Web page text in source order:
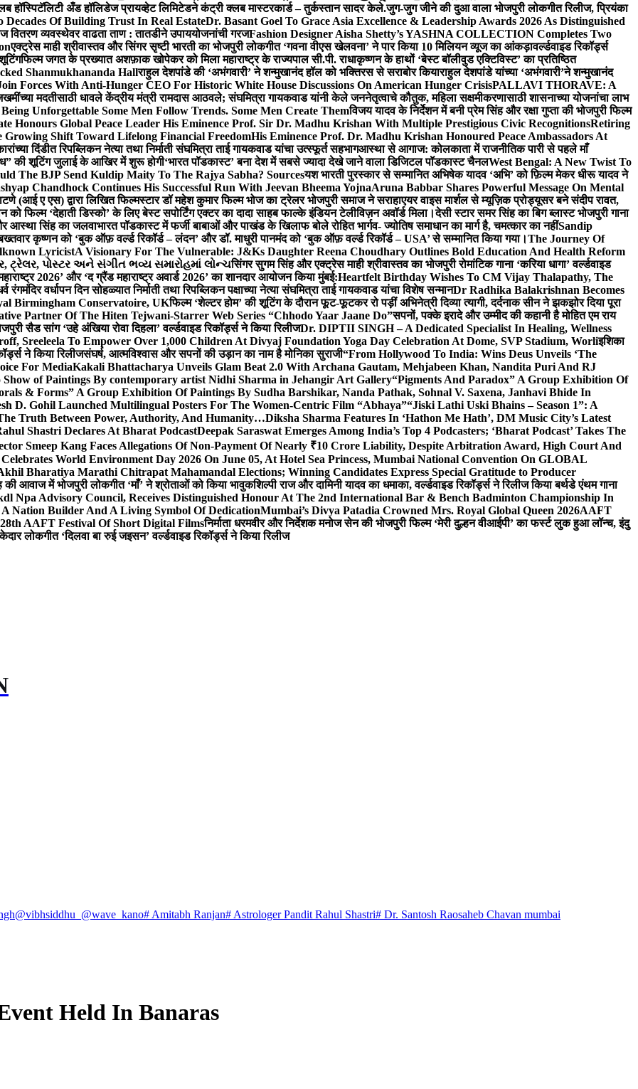
हॉस्पिटॅलिटी अँड हॉलिडेज प्रायव्हेट लिमिटेडने कंट्री क्लब मास्टरकार्ड – तुर्कस्तान सादर केले.जुग-जुग जीने की दुआ वाला भोजपुरी लोकगीत रिलीज, प्रियंका
Of Building Trust In Real EstateDr. Basant Goel To Grace Asia Excellence & Leadership Awards 2026 As Distinguished
वितरण व्यवस्थेवर वाढता ताण : तातडीने उपाययोजनांची गरजFashion Designer Aisha Shetty’s YASHNA COLLECTION Completes Two
एक्ट्रेस माही श्रीवास्तव और सिंगर सृष्टी भारती का भोजपुरी लोकगीत ‘गवना वीएस खेलवना’ ने पार किया 10 मिलियन व्यूज का आंकड़ावर्ल्डवाइड रिकॉर्ड्स
फिल्म जगत के प्रख्यात अशफ़ाक खोपेकर को मिला महाराष्ट्र के राज्यपाल सी.पी. राधाकृष्णन के हाथों ‘बेस्ट बॉलीवुड एक्टिविस्ट’ का प्रतिष्ठित
Shanmukhananda Hallराहुल देशपांडे की ‘अभंगवारी’ ने शन्मुखानंद हॉल को भक्तिरस से सराबोर कियाराहुल देशपांडे यांच्या ‘अभंगवारी’ने शन्मुखानंद
Forces With Anti-Hunger CEO For Historic White House Discussions On American Hunger CrisisPALLAVI THORAVE: A
मदतीसाठी धावले केंद्रीय मंत्री रामदास आठवले; संघमित्रा गायकवाड यांनी केले जननेतृत्वाचे कौतुक, महिला सक्षमीकरणासाठी शासनाच्या योजनांचा लाभ
Unforgettable Some Men Follow Trends. Some Men Create Themविजय यादव के निर्देशन में बनी प्रेम सिंह और रक्षा गुप्ता की भोजपुरी फिल्म
Honours Global Peace Leader His Eminence Prof. Sir Dr. Madhu Krishan With Multiple Prestigious Civic RecognitionsRetiring
Shift Toward Lifelong Financial FreedomHis Eminence Prof. Dr. Madhu Krishan Honoured Peace Ambassadors At
दिंडीत रिपब्लिकन नेत्या तथा निर्माती संघमित्रा ताई गायकवाड यांचा उत्स्फूर्त सहभागआस्था से आगाज: कोलकाता में राजनीतिक पारी से पहले माँ
की शूटिंग जुलाई के आखिर में शुरू होगी‘भारत पॉडकास्ट’ बना देश में सबसे ज्यादा देखे जाने वाला डिजिटल पॉडकास्ट चैनलWest Bengal: A New Twist To
The BJP Send Kuldip Maity To The Rajya Sabha? Sourcesयश भारती पुरस्कार से सम्मानित अभिषेक यादव ‘अभि’ को फ़िल्म मेकर धीरू यादव ने
Chandhock Continues His Successful Run With Jeevan Bheema YojnaAruna Babbar Shares Powerful Message On Mental
(आई ए एस) द्वारा लिखित फिल्मस्टार डॉ महेश कुमार फिल्म भोज का ट्रेलर भोजपुरी समाज ने सराहाएयर वाइस मार्शल से म्यूज़िक प्रोड्यूसर बने संदीप रावत,
को फिल्म ‘देहाती डिस्को’ के लिए बेस्ट सपोर्टिंग एक्टर का दादा साहब फाल्के इंडियन टेलीविज़न अवॉर्ड मिला।देसी स्टार समर सिंह का बिग ब्लास्ट भोजपुरी गाना
आस्था सिंह का जलवाभारत पॉडकास्ट में फर्जी बाबाओं और पाखंड के खिलाफ बोले रोहित भार्गव- ज्योतिष समाधान का मार्ग है, चमत्कार का नहींSandip
कृष्णन को ‘बुक ऑफ़ वर्ल्ड रिकॉर्ड – लंदन’ और डॉ. माधुरी पानमंद को ‘बुक ऑफ़ वर्ल्ड रिकॉर्ड – USA’ से सम्मानित किया गया।The Journey Of
LyricistA Visionary For The Vulnerable: J&Ks Daughter Reena Choudhary Outlines Bold Education And Health Reform
ટ્રેલર, પોસ્ટર અને સંગીત ભવ્ય સમારોહમાં લોન્ચसिंगर सुगम सिंह और एक्ट्रेस माही श्रीवास्तव का भोजपुरी रोमांटिक गाना ‘करिया धागा’ वर्ल्डवाइड
2026’ और ‘द ग्रैंड महाराष्ट्र अवार्ड 2026’ का शानदार आयोजन किया मुंबई:Heartfelt Birthday Wishes To CM Vijay Thalapathy, The
रंगमंदिर वर्धापन दिन सोहळ्यात निर्माती तथा रिपब्लिकन पक्षाच्या नेत्या संघमित्रा ताई गायकवाड यांचा विशेष सन्मानDr Radhika Balakrishnan Becomes
Birmingham Conservatoire, UKफिल्म ‘शेल्टर होम’ की शूटिंग के दौरान फूट-फूटकर रो पड़ीं अभिनेत्री दिव्या त्यागी, दर्दनाक सीन ने झकझोर दिया पूरा
Partner Of The Hiten Tejwani-Starrer Web Series “Chhodo Yaar Jaane Do”सपनों, पक्के इरादे और उम्मीद की कहानी है मोहित एम राय
सैड सांग ‘उहे अंखिया रोवा दिहला’ वर्ल्डवाइड रिकॉर्ड्स ने किया रिलीजDr. DIPTII SINGH – A Dedicated Specialist In Healing, Wellness
Sreeleela To Empower Over 1,000 Children At Divyaj Foundation Yoga Day Celebration At Dome, SVP Stadium, Worliइशिका
ने किया रिलीजसंघर्ष, आत्मविश्वास और सपनों की उड़ान का नाम है मोनिका सुराजी“From Hollywood To India: Wins Deus Unveils ‘The
For MediaKakali Bhattacharya Unveils Glam Beat 2.0 With Archana Gautam, Mehjabeen Khan, Nandita Puri And RJ
Show of Paintings By contemporary artist Nidhi Sharma in Jehangir Art Gallery“Pigments And Paradox” A Group Exhibition Of
& Forms” A Group Exhibition Of Paintings By Sudha Barshikar, Nanda Pathak, Sohnal V. Saxena, Janhavi Bhide In
D. Gohil Launched Multilingual Posters For The Women-Centric Film “Abhaya”“Jiski Lathi Uski Bhains – Season 1”: A
Truth Between Power, Authority, And Humanity…Diksha Sharma Features In ‘Hathon Me Hath’, DM Music City’s Latest
Shastri Declares At Bharat PodcastDeepak Saraswat Emerges Among India’s Top 4 Podcasters; ‘Bharat Podcast’ Takes The
Smeep Kang Faces Allegations Of Non-Payment Of Nearly ₹10 Crore Liability, Despite Arbitration Award, High Court And
World Environment Day 2026 On June 05, At Hotel Sea Princess, Mumbai National Convention On GLOBAL
Bharatiya Marathi Chitrapat Mahamandal Elections; Winning Candidates Express Special Gratitude to Producer
की आवाज में भोजपुरी लोकगीत ‘माँ’ ने श्रोताओं को किया भावुकशिल्पी राज और दामिनी यादव का धमाका, वर्ल्डवाइड रिकॉर्ड्स ने रिलीज किया बर्थडे एंथम गाना
Npa Advisory Council, Receives Distinguished Honour At The 2nd International Bar & Bench Badminton Championship In
Nation Builder And A Living Symbol Of DedicationMumbai’s Divya Patadia Crowned Mrs. Royal Global Queen 2026AAFT
AAFT Festival Of Short Digital Filmsनिर्माता धरमवीर और निर्देशक मनोज सेन की भोजपुरी फिल्म ‘मेरी दुल्हन वीआईपी’ का फर्स्ट लुक हुआ लॉन्च, इंदु
लोकगीत ‘दिलवा बा रुई जइसन’ वर्ल्डवाइड रिकॉर्ड्स ने किया रिलीज
@vibhsiddhu_ @wave_kano# Amitabh Ranjan# Astrologer Pandit Rahul Shastri# Dr. Santosh Raosaheb Chavan mumbai
Held In Banaras